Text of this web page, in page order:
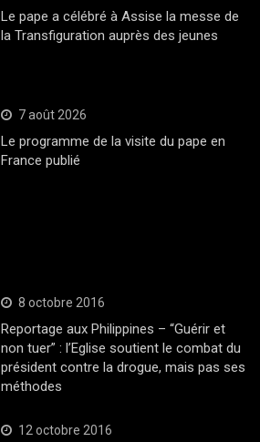
Le pape a célébré à Assise la messe de
la Transfiguration auprès des jeunes
7 août 2026
Le programme de la visite du pape en
France publié
8 octobre 2016
Reportage aux Philippines – “Guérir et
non tuer” : l’Eglise soutient le combat du
président contre la drogue, mais pas ses
méthodes
12 octobre 2016